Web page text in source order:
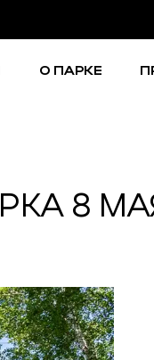
О ПАРКЕ
8